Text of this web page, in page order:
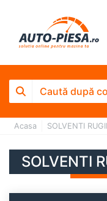
Acasa SOLVENTI
SOLVENTI